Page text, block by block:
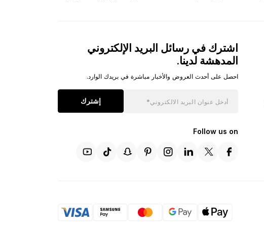
اشترك في رسائل البريد الإلكتروني
المدهشة لدينا.
احصل على أحدث العروض والأخبار مباشرة في بريدك الوارد.
إشترك
Follow us on